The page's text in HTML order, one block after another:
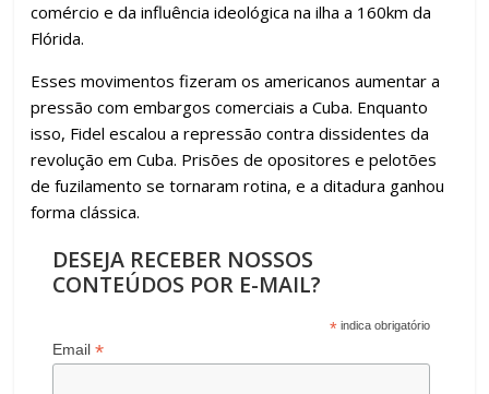
comércio e da influência ideológica na ilha a 160km da
Flórida.
Esses movimentos fizeram os americanos aumentar a
pressão com embargos comerciais a Cuba. Enquanto
isso, Fidel escalou a repressão contra dissidentes da
revolução em Cuba. Prisões de opositores e pelotões
de fuzilamento se tornaram rotina, e a ditadura ganhou
forma clássica.
DESEJA RECEBER NOSSOS
CONTEÚDOS POR E-MAIL?
* indica obrigatório
Email*